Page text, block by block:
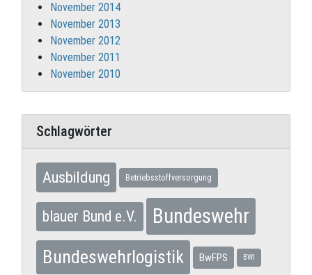
November 2014
November 2013
November 2012
November 2011
November 2010
Schlagwörter
Ausbildung Betriebsstoffversorgung
blauer Bund e.V. Bundeswehr
Bundeswehrlogistik BwFPS BWI